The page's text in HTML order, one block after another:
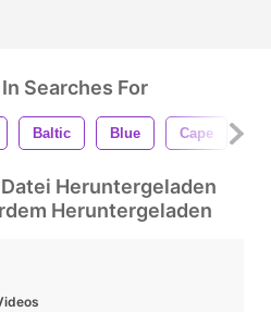
Searches For
Baltic Blue Cape
Heruntergeladen
Heruntergeladen